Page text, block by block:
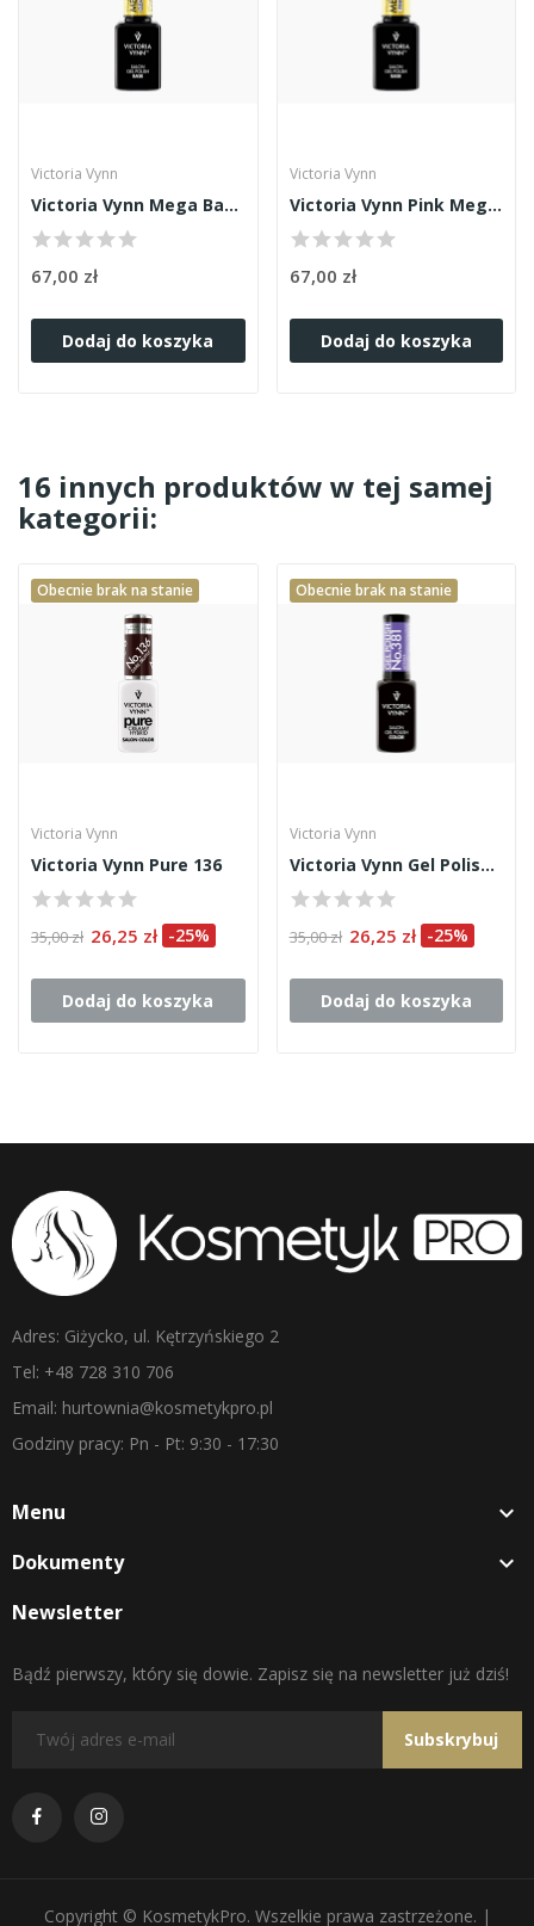
Victoria Vynn
Victoria Vynn Mega Base Clear 15ml
67,00 zł
Dodaj do koszyka
Victoria Vynn
Victoria Vynn Pink Mega Base 15ml
67,00 zł
Dodaj do koszyka
16 innych produktów w tej samej
kategorii:
Obecnie brak na stanie
Victoria Vynn
Victoria Vynn Pure 136
35,00 zł 26,25 zł -25%
Dodaj do koszyka
Obecnie brak na stanie
Victoria Vynn
Victoria Vynn Gel Polish 381
35,00 zł 26,25 zł -25%
Dodaj do koszyka
Adres: Giżycko, ul. Kętrzyńskiego 2
Tel: +48 728 310 706
Email: hurtownia@kosmetykpro.pl
Godziny pracy: Pn - Pt: 9:30 - 17:30
Menu 
Dokumenty 
Newsletter
Bądź pierwszy, który się dowie. Zapisz się na newsletter już dziś!
Subskrybuj
Copyright © KosmetykPro. Wszelkie prawa zastrzeżone. |